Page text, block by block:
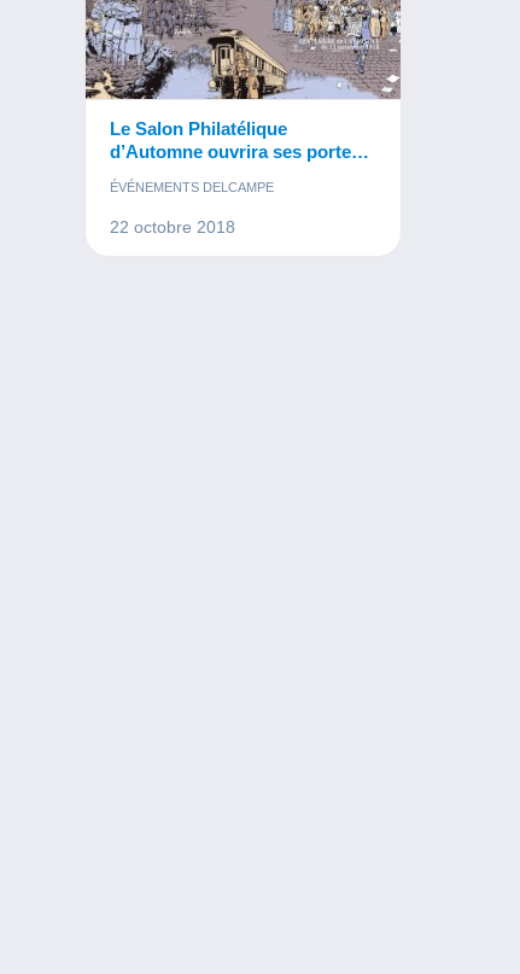
Le Salon Philatélique
d’Automne ouvrira ses portes
le 8 novembre 2018
ÉVÉNEMENTS DELCAMPE
22 octobre 2018